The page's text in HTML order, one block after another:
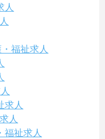
人
福祉求人
求人
人
福祉求人